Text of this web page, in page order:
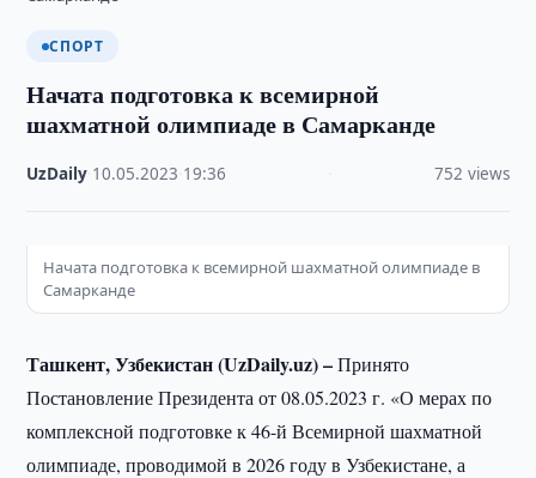
СПОРТ
Начата подготовка к всемирной
шахматной олимпиаде в Самарканде
UzDaily 10.05.2023 19:36 752 views
Начата подготовка к всемирной шахматной олимпиаде в
Самарканде
Ташкент, Узбекистан (UzDaily.uz) –Принято
Постановление Президента от 08.05.2023 г. «О мерах по
комплексной подготовке к 46-й Всемирной шахматной
олимпиаде, проводимой в 2026 году в Узбекистане, а